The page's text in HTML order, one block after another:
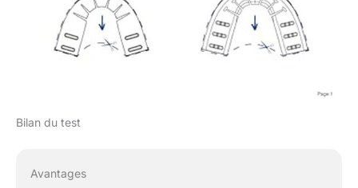
breveté, au confort
inégalé. Cet appareil
médical est fabriqué en
Suisse selon les
Bilan du test
Avantages